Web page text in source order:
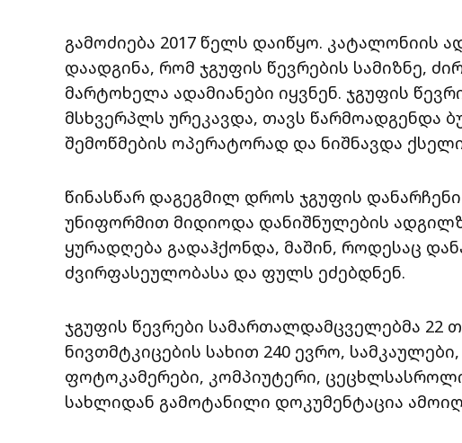
გამოძიება 2017 წელს დაიწყო. კატალონიის
დაადგინა, რომ ჯგუფის წევრების სამიზნე,
მარტოხელა ადამიანები იყვნენ. ჯგუფის
მსხვერპლს ურეკავდა, თავს წარმოადგენდა
შემოწმების ოპერატორად და ნიშნავდა
წინასწარ დაგეგმილ დროს ჯგუფის
უნიფორმით მიდიოდა დანიშნულების
ყურადღება გადაჰქონდა, მაშინ, როდესაც
ძვირფასეულობასა და ფულს ეძებდნენ.
ჯგუფის წევრები სამართალდამცველებმა 22
ნივთმტკიცების სახით 240 ევრო,
ფოტოკამერები, კომპიუტერი,
სახლიდან გამოტანილი დოკუმენტაცია